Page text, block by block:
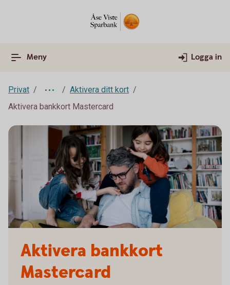
Meny Logga in
Privat
Aktivera ditt kort
Aktivera bankkort Mastercard
Aktivera bankkort
Mastercard